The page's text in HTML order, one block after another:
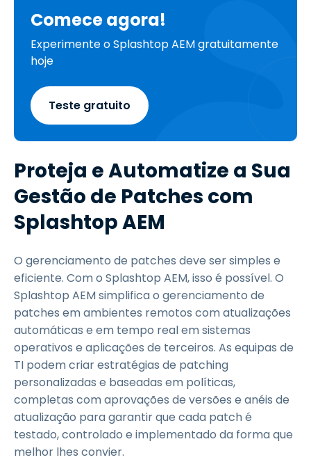
Comece agora!
Experimente o Splashtop AEM gratuitamente
hoje
Teste gratuito
Proteja e Automatize a Sua
Gestão de Patches com
Splashtop AEM
O gerenciamento de patches deve ser simples e
eficiente. Com o Splashtop AEM, isso é possível. O
Splashtop AEM simplifica o gerenciamento de
patches em ambientes remotos com atualizações
automáticas e em tempo real em sistemas
operativos e aplicações de terceiros. As equipas de
TI podem criar estratégias de patching
personalizadas e baseadas em políticas,
completas com aprovações de versões e anéis de
atualização para garantir que cada patch é
testado, controlado e implementado da forma que
melhor lhes convier.